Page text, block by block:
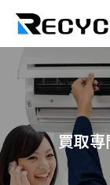
買取